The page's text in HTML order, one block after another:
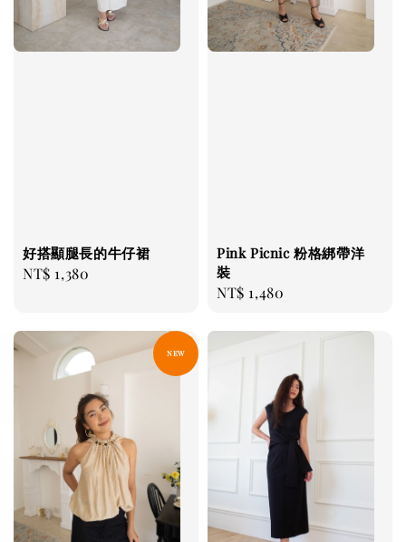
好搭顯腿長的牛仔裙
Regular
NT$ 1,380
Pink Picnic 粉格綁帶洋
裝
Regular
NT$ 1,480
NEW